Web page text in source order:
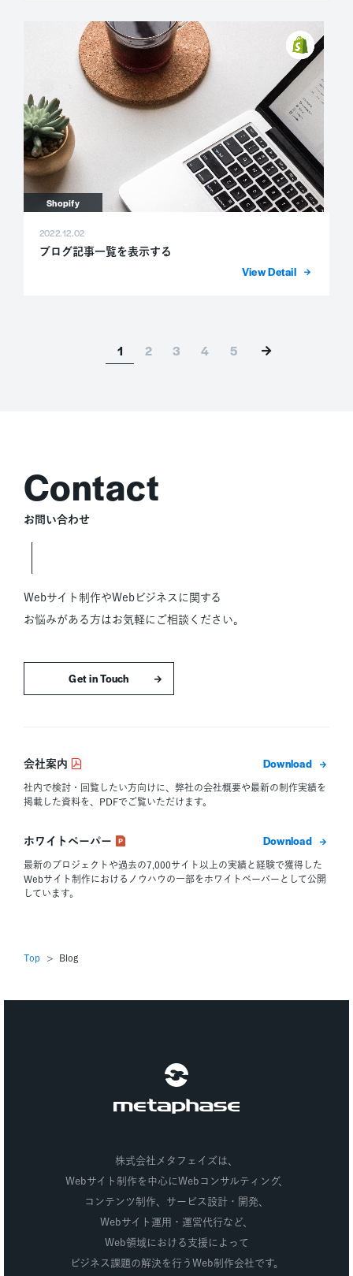
Top Blog
Shopify
2022.12.02
ブログ記事一覧を表示する
詳細を表示
1 2 3 4 5
お問い合わせ
Webサイト制作やWebビジネスに関する
お悩みがある方はお気軽にご相談ください。
お問い合わせはこちら
会社案内
社内で検討・回覧したい方向けに、弊社の会社概要や最新の制作実績を
掲載した資料を、PDFでご覧いただけます。
ダウン
ホワイトペーパー
最新のプロジェクトや過去の7,000サイト以上の実績と経験で獲得した
Webサイト制作におけるノウハウの一部をホワイトペーパーとして公開
しています。
ダウン
株式会社メタフェイズ
株式会社メタフェイズは、
Webサイト制作を中心にWebコンサルティング、
コンテンツ制作、 サービス設計・開発、
Webサイト運用・運営代行など、
Web領域における支援によって
ビジネス課題の解決を行うWeb制作会社です。